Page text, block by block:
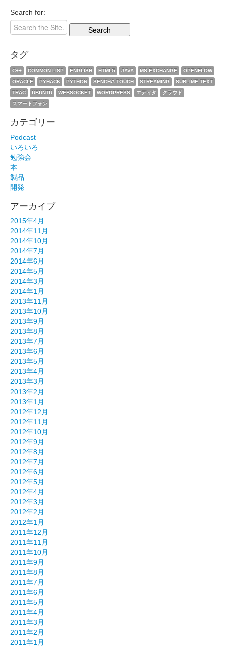
Search for:
タグ
C++ COMMON LISP ENGLISH HTML5 JAVA MS EXCHANGE
OPENFLOW
ORACLE
PYHACK PYTHON SENCHA TOUCH STREAMING
SUBLIME TEXT
TRAC
UBUNTU WEBSOCKET WORDPRESS エディタ
クラウド
スマートフォン
カテゴリー
Podcast
いろいろ
勉強会
本
製品
開発
アーカイブ
2015年4月
2014年11月
2014年10月
2014年7月
2014年6月
2014年5月
2014年3月
2014年1月
2013年11月
2013年10月
2013年9月
2013年8月
2013年7月
2013年6月
2013年5月
2013年4月
2013年3月
2013年2月
2013年1月
2012年12月
2012年11月
2012年10月
2012年9月
2012年8月
2012年7月
2012年6月
2012年5月
2012年4月
2012年3月
2012年2月
2012年1月
2011年12月
2011年11月
2011年10月
2011年9月
2011年8月
2011年7月
2011年6月
2011年5月
2011年4月
2011年3月
2011年2月
2011年1月